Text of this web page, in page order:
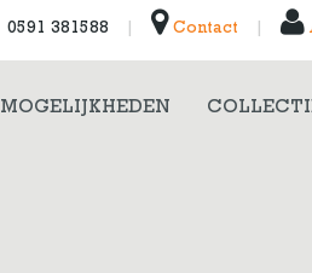
0591 381588 Contact
MOGELIJKHEDEN